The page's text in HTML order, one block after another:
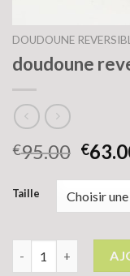
DOUDOUNE
doudoune
€95.00 €
Taille
quantité de